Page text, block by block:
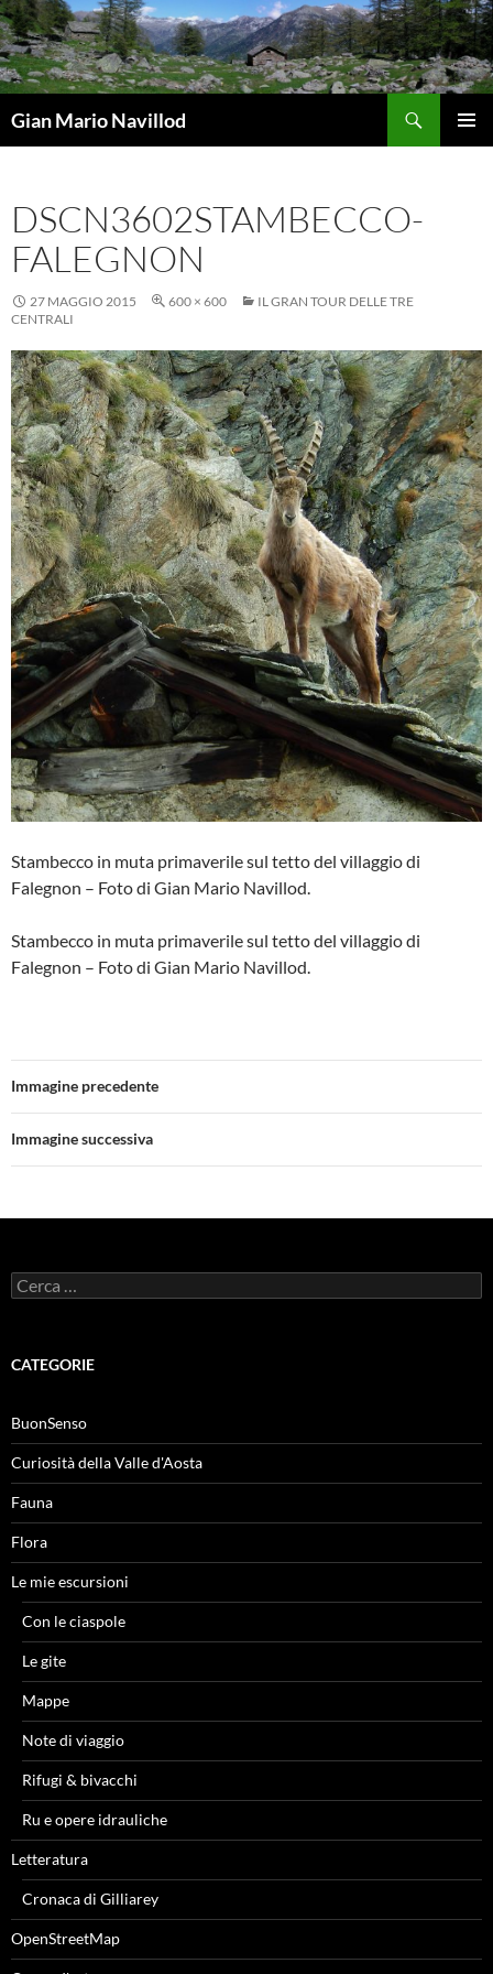
Vai
al
contenuto
Gian Mario Navillod
DSCN3602STAMBECCO-
FALEGNON
27 MAGGIO 2015 600 × 600
IL GRAN TOUR DELLE TRE
CENTRALI
Stambecco in muta primaverile sul tetto del villaggio di
Falegnon – Foto di Gian Mario Navillod.
Stambecco in muta primaverile sul tetto del villaggio di
Falegnon – Foto di Gian Mario Navillod.
Immagine precedente
Immagine successiva
Ricerca
per:
CATEGORIE
BuonSenso
Curiosità della Valle d'Aosta
Fauna
Flora
Le mie escursioni
Con le ciaspole
Le gite
Mappe
Note di viaggio
Rifugi & bivacchi
Ru e opere idrauliche
Letteratura
Cronaca di Gilliarey
OpenStreetMap